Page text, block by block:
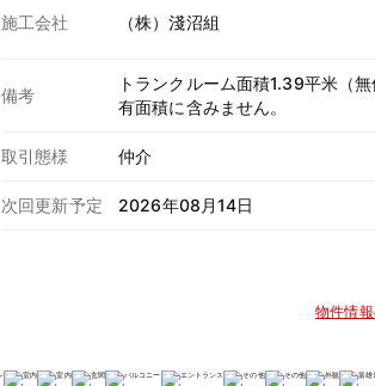
施工会社 （株）淺沼組
備考
トランクルーム面積1.39平米（
有面積に含みません。
取引態様 仲介
次回更新予定 2026年08月14日
物件情